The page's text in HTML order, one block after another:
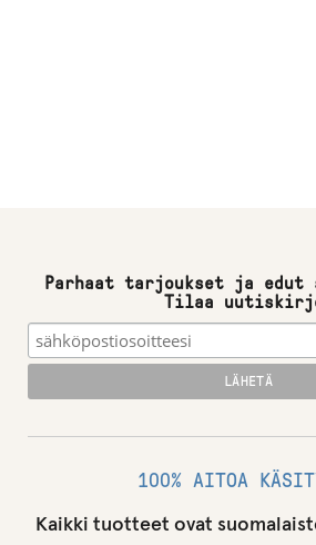
Parhaat tarjoukset ja edut
Tilaa
100% AITOA
Kaikki tuotteet ovat